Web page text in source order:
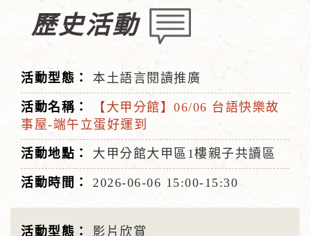
歷史活動
本土語言閱讀推廣
【大甲分館】06/06 台語快樂故
事屋-端午立蛋好運到
大甲分館大甲區1樓親子共讀區
2026-06-06 15:00-15:30
影片欣賞